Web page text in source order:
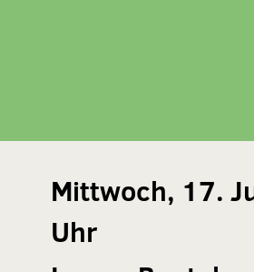
Mittwoch, 17.
Uhr